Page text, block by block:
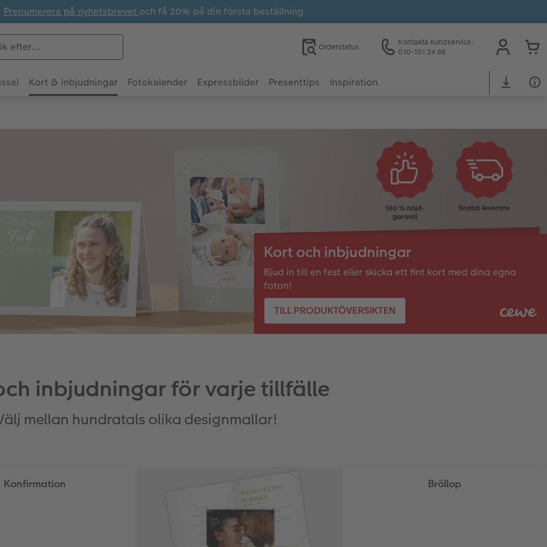
Prenumerera på nyhetsbrevet och få 20% på din första beställning
Orderstatus
Kontakta kundservice:
010-101 24 88
Kort & inbjudningar Fotokalender Expressbilder Presenttips Inspiration
Kort och inbjudningar
Bjud in till en fest eller skicka ett fint kort med dina egna
foton!
TILL PRODUKTÖVERSIKTEN
inbjudningar för varje tillfälle
mellan hundratals olika designmallar!
Konfirmation Bröllop